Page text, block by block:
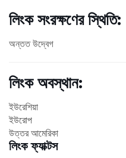
লিংক সংরক্ষণের স্থিতি:
অন্তত উদ্বেগ
লিংক অবস্থান:
ইউরেশিয়া
ইউরোপ
উত্তর আমেরিকা
লিংক ফ্যাক্টস